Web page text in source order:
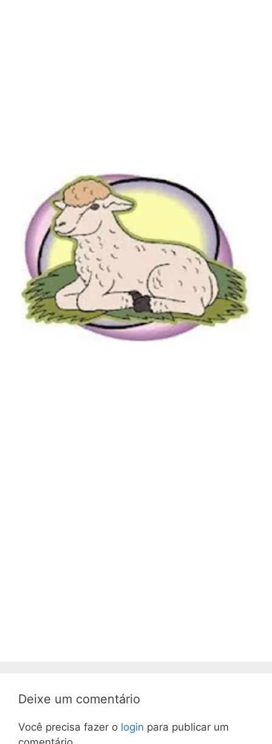
Deixe um comentário
Você precisa fazer o login para publicar um